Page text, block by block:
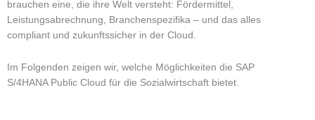
brauchen eine, die ihre Welt versteht: Fördermittel,
Leistungsabrechnung, Branchenspezifika – und das alles
compliant und zukunftssicher in der Cloud.
Im Folgenden zeigen wir, welche Möglichkeiten die SAP
S/4HANA Public Cloud für die Sozialwirtschaft bietet.